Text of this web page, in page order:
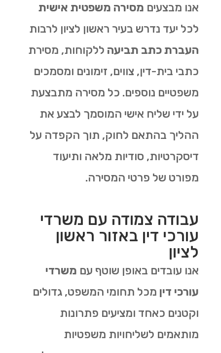
אנו מבצעים מסירה משפטית אישית
לכל יעד נדרש בעיר ראשון לציון לרבות
העברת כתב תביעה ללקוחות, מסירת
כתבי בית-דין, צווים, זימונים ומסמכים
משפטיים נוספים. כל מסירה מתבצעת
על ידי שליח אישי המוסמך לבצע את
ההליך בהתאם לחוק, תוך הקפדה על
דיסקרטיות, סודיות מלאה ותיעוד
מפורט של פרטי המסירה.
עבודה צמודה עם משרדי
עורכי דין באזור ראשון
לציון
אנו עובדים באופן שוטף עם משרדי
עורכי דין מכל תחומי המשפט, גדולים
וקטנים כאחד ומציעים פתרונות
מותאמים לשליחויות משפטיות